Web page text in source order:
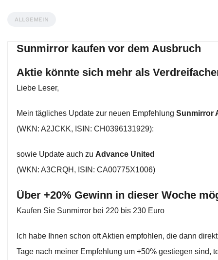
ALLGEMEIN
Sunmirror kaufen vor dem Ausbruch
Aktie könnte sich mehr als
Liebe Leser,
Mein tägliches Update zur neuen Empfehlung Sunmirror
(WKN: A2JCKK, ISIN: CH0396131929):
sowie Update auch zu Advance United
(WKN: A3CRQH, ISIN: CA00775X1006)
Über +20% Gewinn in dieser Woche
Kaufen Sie Sunmirror bei 220 bis 230 Euro
Ich habe Ihnen schon oft Aktien empfohlen, die dann
Tage nach meiner Empfehlung um +50% gestiegen sind,